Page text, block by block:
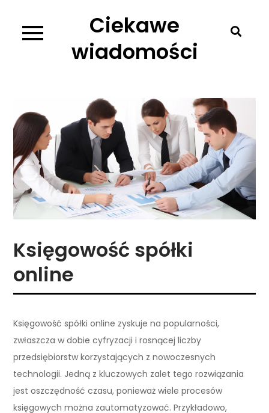
content
Ciekawe
wiadomości
Księgowość spółki
online
Księgowość spółki online zyskuje na popularności,
zwłaszcza w dobie cyfryzacji i rosnącej liczby
przedsiębiorstw korzystających z nowoczesnych
technologii. Jedną z kluczowych zalet tego rozwiązania
jest oszczędność czasu, ponieważ wiele procesów
księgowych można zautomatyzować. Przykładowo,